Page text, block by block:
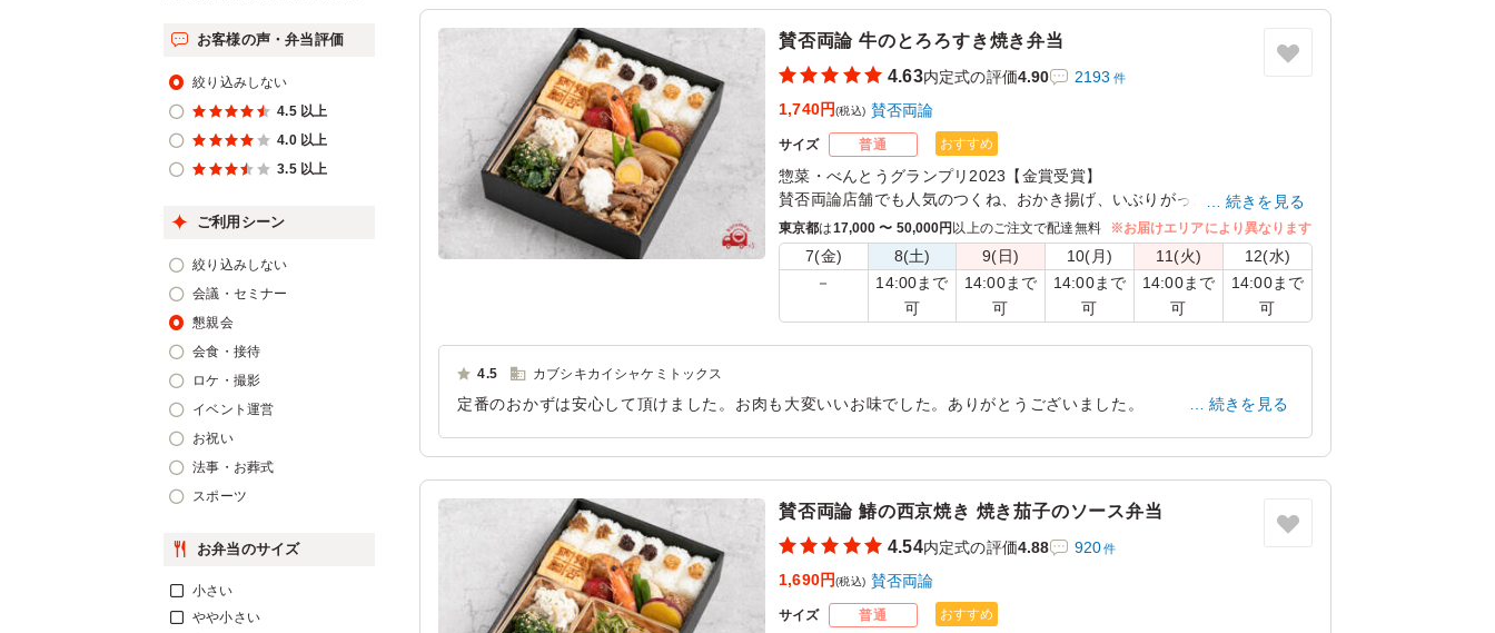
賛否両論 牛のとろろすき焼き弁当
4.63内定式の評価4.90 2193 件
1,740円(税込) 賛否両論
サイズ 普通 おすすめ
惣菜・べんとうグランプリ2023【金賞受賞】
賛否両論店舗でも人気のつくね、おかき揚げ、いぶりがっこポテサラをは
じめ、彩り豊かな美味しさを詰め込みました。
いつものたまごの代わりに今日はとろろですき焼きを楽しんでみません
か？ご飯が進む変わりすき焼きをぜひお試しください。
続きを見る
東京都は17,000 〜 50,000円 以上のご注文で配達無料 ※お届けエリアにより異なります
7(金) 8(土) 9(日) 10(月) 11(火) 12(水)
－
14:00まで
可
14:00まで
可
14:00まで
可
14:00まで
可
14:00まで
可
4.5 カブシキカイシャケミトックス
定番のおかずは安心して頂けました。お肉も大変いいお味でした。ありがとうございました。
ご利用シーン：懇親会›内定式 東京都大田区上池台2025/10/06
続きを見る
賛否両論 鰆の西京焼き 焼き茄子のソース弁当
4.54内定式の評価4.88 920件
1,690円(税込) 賛否両論
サイズ 普通 おすすめ
お客様の声・弁当評価
絞り込みしない
4.5 以上
4.0 以上
3.5 以上
ご利用シーン
絞り込みしない
会議・セミナー
懇親会
会食・接待
ロケ・撮影
イベント運営
お祝い
法事・お葬式
スポーツ
お弁当のサイズ
小さい
やや小さい